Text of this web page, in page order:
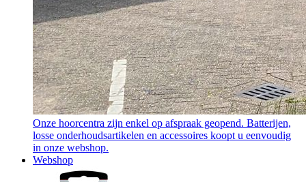
Onze hoorcentra zijn enkel op afspraak geopend. Batterijen,
losse onderhoudsartikelen en accessoires koopt u eenvoudig
in onze webshop.
Webshop